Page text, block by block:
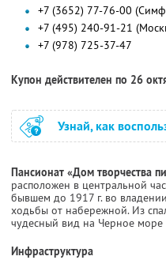
+7 (3652) 77-76-00
+7 (495) 240-91-21
+7 (978) 725-37-47
Купон действителен по 26
Узнай, как
Пансионат «Дом творчества
расположен в центральной
бывшем до 1917 г. во
ходьбы от набережной. Из
чудесный вид на Черное море
Инфраструктура